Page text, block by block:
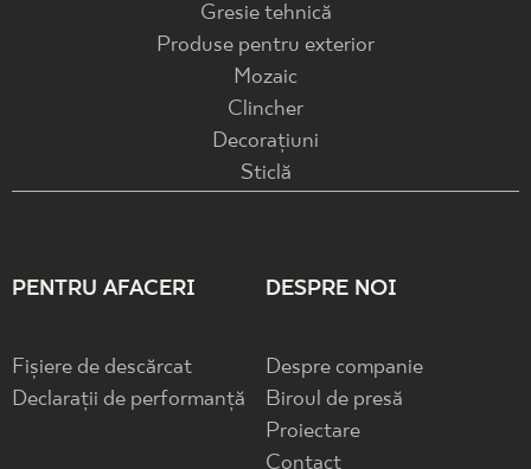
Gresie tehnică
Produse pentru exterior
Mozaic
Clincher
Decorațiuni
Sticlă
PENTRU AFACERI
Fișiere de descărcat
Declarații de performanță
DESPRE NOI
Despre companie
Biroul de presă
Proiectare
Contact